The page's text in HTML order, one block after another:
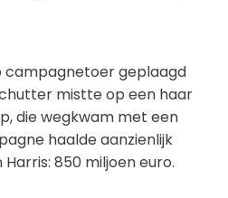
campagnetoer geplaagd
mistte op een haar
die wegkwam met een
haalde aanzienlijk
850 miljoen euro.